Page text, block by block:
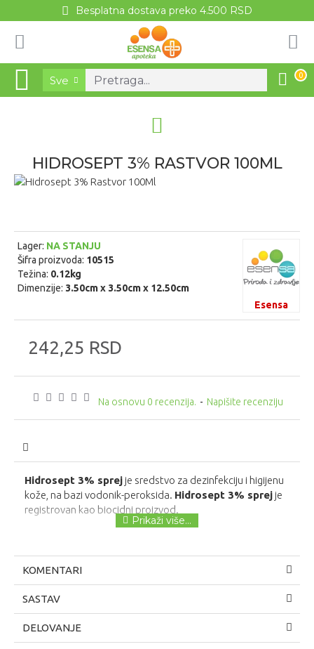
Besplatna dostava preko 4.500 RSD
Sve 0
HIDROSEPT 3% RASTVOR 100ML
Na osnovu 0 recenzija. - Napišite recenziju
242,25 RSD
Lager: NA STANJU
Šifra proizvoda: 10515
Težina: 0.12kg
Dimenzije: 3.50cm x 3.50cm x 12.50cm
Esensa
Hidrosept 3% sprej je sredstvo za dezinfekciju i higijenu
kože, na bazi vodonik-peroksida. Hidrosept 3% sprej je
registrovan kao biocidni proizvod.
KOMENTARI
SASTAV
DELOVANJE